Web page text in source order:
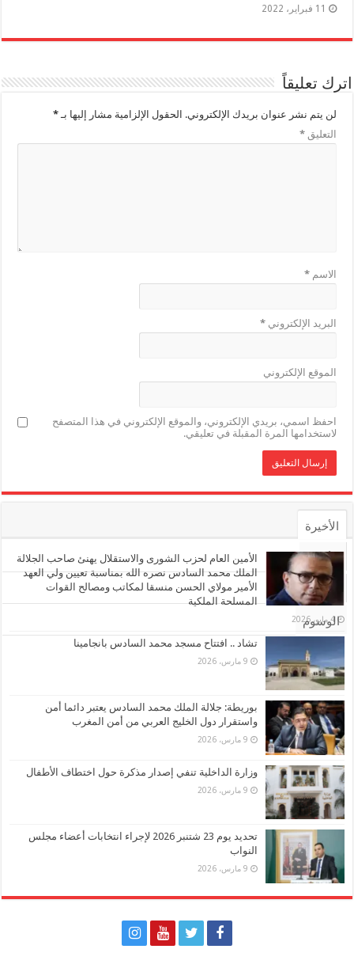
11 فبراير، 2022
اترك تعليقاً
لن يتم نشر عنوان بريدك الإلكتروني. الحقول الإلزامية مشار إليها بـ*
التعليق*
الاسم*
البريد الإلكتروني*
الموقع الإلكتروني
احفظ اسمي، بريدي الإلكتروني، والموقع الإلكتروني في هذا المتصفح
لاستخدامها المرة المقبلة في تعليقي.
الأخيرة
الأشهر
تعليقات
الوسوم
الأمين العام لحزب الشورى والاستقلال يهنئ صاحب الجلالة
الملك محمد السادس نصره الله بمناسبة تعيين ولي العهد
الأمير مولاي الحسن منسقا لمكاتب ومصالح القوات
المسلحة الملكية
4 مايو، 2026
تشاد .. افتتاح مسجد محمد السادس بانجامينا
9 مارس، 2026
بوريطة: جلالة الملك محمد السادس يعتبر دائما أمن
واستقرار دول الخليج العربي من أمن المغرب
9 مارس، 2026
وزارة الداخلية تنفي إصدار مذكرة حول اختطاف الأطفال
9 مارس، 2026
تحديد يوم 23 شتنبر 2026 لإجراء انتخابات أعضاء مجلس
النواب
9 مارس، 2026